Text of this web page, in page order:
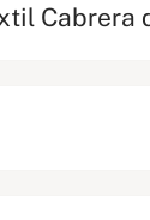
Cabrera